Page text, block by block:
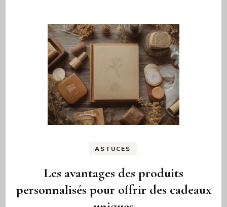
ASTUCES
Les avantages des produits
personnalisés pour offrir des cadeaux